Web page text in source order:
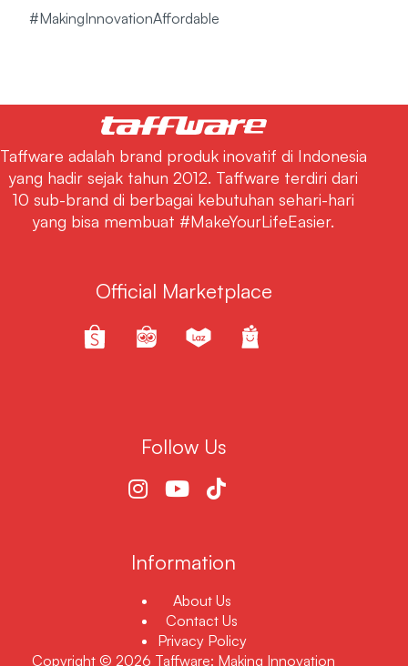
#MakingInnovationAffordable
Taffware adalah brand produk inovatif di Indonesia
yang hadir sejak tahun 2012. Taffware terdiri dari
10 sub-brand di berbagai kebutuhan sehari-hari
yang bisa membuat #MakeYourLifeEasier.
Official Marketplace
Follow Us
Information
About Us
Contact Us
Privacy Policy
Copyright © 2026 Taffware: Making Innovation